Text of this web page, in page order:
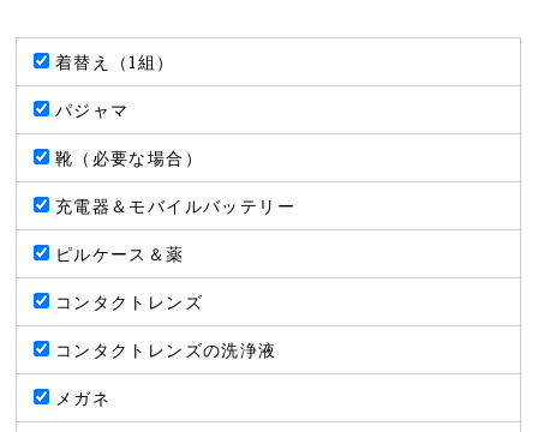
着替え（1組）
パジャマ
靴（必要な場合）
充電器＆モバイルバッテリー
ピルケース＆薬
コンタクトレンズ
コンタクトレンズの洗浄液
メガネ